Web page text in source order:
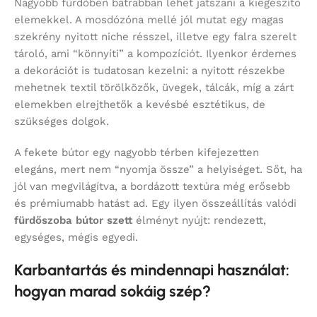
elemekkel. A mosdózóna mellé jól mutat egy magas
szekrény nyitott niche résszel, illetve egy falra szerelt
tároló, ami “könnyíti” a kompozíciót. Ilyenkor érdemes
a dekorációt is tudatosan kezelni: a nyitott részekbe
mehetnek textil törölközők, üvegek, tálcák, míg a zárt
elemekben elrejthetők a kevésbé esztétikus, de
szükséges dolgok.
A fekete bútor egy nagyobb térben kifejezetten
elegáns, mert nem “nyomja össze” a helyiséget. Sőt, ha
jól van megvilágítva, a bordázott textúra még erősebb
és prémiumabb hatást ad. Egy ilyen összeállítás valódi
fürdőszoba bútor szett élményt nyújt: rendezett,
egységes, mégis egyedi.
Karbantartás és mindennapi használat:
hogyan marad sokáig szép?